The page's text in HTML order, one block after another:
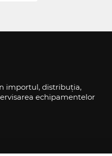
importul, distribuția,
echipamentelor